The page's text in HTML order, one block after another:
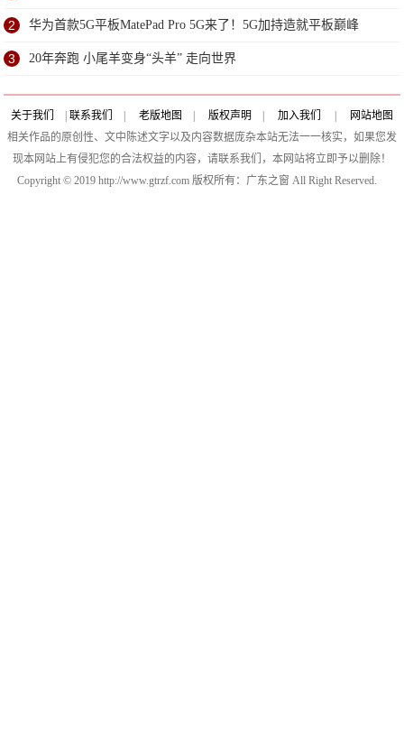
评测
2 华为首款5G平板MatePad Pro 5G来了！5G加持造就平板巅峰
3 20年奔跑 小尾羊变身“头羊” 走向世界
关于我们 联系我们 老版地图 版权声明 加入我们
网站地图
相关作品的原创性、文中陈述文字以及内容数据庞杂本站无法一一核实，如果您发
现本网站上有侵犯您的合法权益的内容，请联系我们，本网站将立即予以删除！
Copyright © 2019 http://www.gtrzf.com 版权所有：广东之窗 All Right Reserved.